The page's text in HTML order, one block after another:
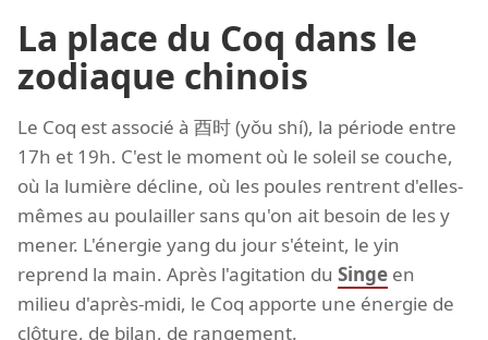
La place du Coq dans le
zodiaque chinois
Le Coq est associé à 酉时 (yǒu shí), la période entre
17h et 19h. C'est le moment où le soleil se couche,
où la lumière décline, où les poules rentrent d'elles-
mêmes au poulailler sans qu'on ait besoin de les y
mener. L'énergie yang du jour s'éteint, le yin
reprend la main. Après l'agitation du Singe en
milieu d'après-midi, le Coq apporte une énergie de
clôture, de bilan, de rangement.